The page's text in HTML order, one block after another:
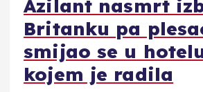
Azilant nasmrt
Britanku pa
smijao se u
kojem je radila